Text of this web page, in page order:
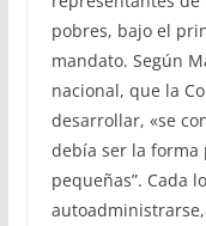
pobres, bajo el
mandato. Según
nacional, que la
desarrollar, «se
debía ser la forma
pequeñas”. Cada